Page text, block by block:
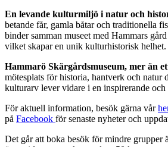
En levande kulturmiljö i natur och
betande får, gamla båtar och traditionella
binder samman museet med Hammars
vilket skapar en unik kulturhistorisk helhet.
Hammarö Skärgårdsmuseum, mer än
mötesplats för historia, hantverk och natur
kulturarv lever vidare i en inspirerande
För aktuell information, besök gärna vår
på Facebook för senaste nyheter och
Det går att boka besök för mindre grupper